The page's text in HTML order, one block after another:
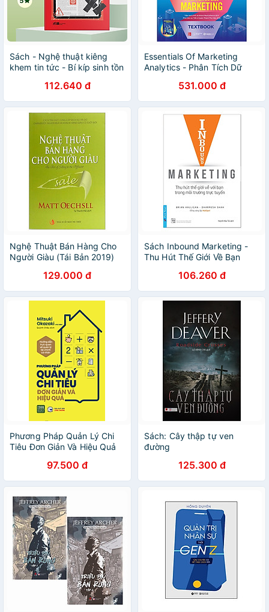
Sách - Nghệ thuật kiêng
khem tin tức - Bí kíp sinh tồn
112.640 đ
Essentials Of Marketing
Analytics - Phân Tích Dữ
531.000 đ
Nghệ Thuật Bán Hàng Cho
Người Giàu (Tái Bản 2019)
129.000 đ
Sách Inbound Marketing -
Thu Hút Thế Giới Về Bạn
106.260 đ
Phương Pháp Quản Lý Chi
Tiêu Đơn Giản Và Hiệu Quả
97.500 đ
Sách: Cây thập tự ven
đường
125.300 đ